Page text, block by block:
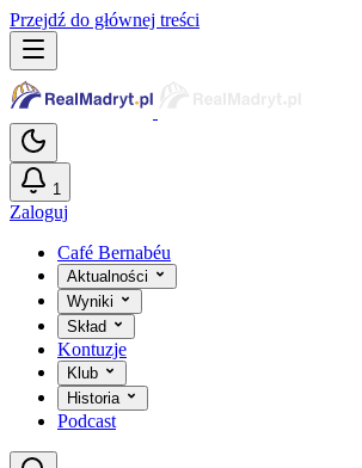
Przejdź do głównej treści
1
Zaloguj
Café Bernabéu
Aktualności
Wyniki
Skład
Kontuzje
Klub
Historia
Podcast